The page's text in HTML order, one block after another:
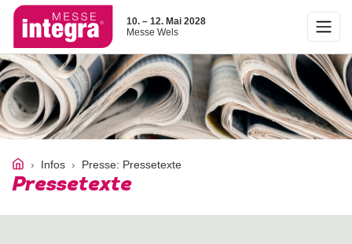
10. – 12. Mai 2028
Messe Wels
Infos Presse: Pressetexte
Pressetexte